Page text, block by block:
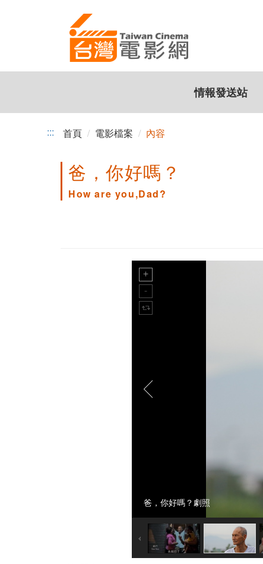
情報發送站
::: 首頁 電影檔案 內容
爸，你好嗎？
How are you,Dad?
爸，你好嗎？劇照